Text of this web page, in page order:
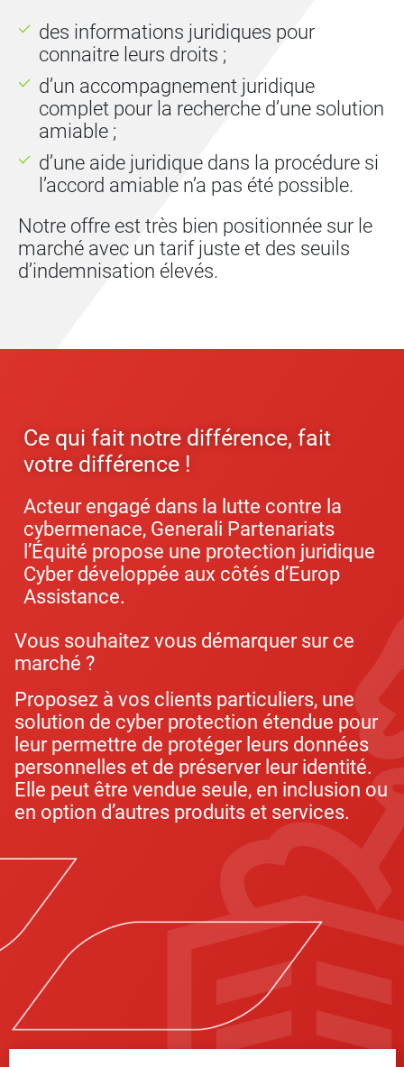
des informations juridiques pour
connaitre leurs droits ;
d’un accompagnement juridique
complet pour la recherche d’une solution
amiable ;
d’une aide juridique dans la procédure si
l’accord amiable n’a pas été possible.
Notre offre est très bien positionnée sur le
marché avec un tarif juste et des seuils
d’indemnisation élevés.
Ce qui fait notre différence, fait
votre différence !
Acteur engagé dans la lutte contre la
cybermenace, Generali Partenariats
l’Équité propose une protection juridique
Cyber développée aux côtés d’Europ
Assistance.
Vous souhaitez vous démarquer sur ce
marché ?
Proposez à vos clients particuliers, une
solution de cyber protection étendue pour
leur permettre de protéger leurs données
personnelles et de préserver leur identité.
Elle peut être vendue seule, en inclusion ou
en option d’autres produits et services.